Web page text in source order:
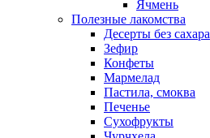
Ячмень
Полезные лакомства
Десерты без сахара
Зефир
Конфеты
Мармелад
Пастила, смоква
Печенье
Сухофрукты